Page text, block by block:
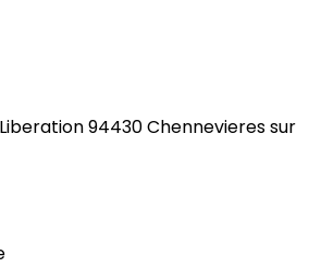
94430 Chennevieres sur